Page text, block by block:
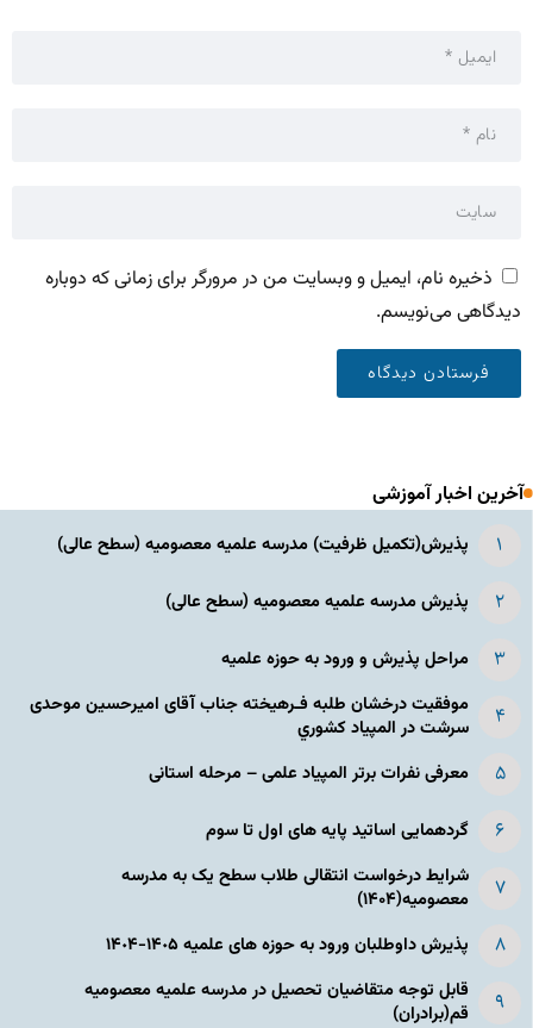
ذخیره نام، ایمیل و وبسایت من در مرورگر برای زمانی که دوباره
دیدگاهی می‌نویسم.
آخرین اخبار آموزشی
پذیرش(تکمیل ظرفیت) مدرسه علمیه معصومیه‌ (سطح عالی)
پذیرش مدرسه علمیه معصومیه‌ (سطح عالی)
مراحل پذیرش و ورود به حوزه علمیه
موفقیت درخشان طلبه فـرهیخته جناب آقای امیرحسین موحدی
سرشت در المپياد كشوري
معرفی نفرات برتر المپیاد علمی – مرحله استانی
گردهمایی اساتید پایه های اول تا سوم
شرایط درخواست انتقالی طلاب سطح یک به مدرسه
معصومیه(۱۴۰۴)
پذیرش داوطلبان ورود به حوزه های علمیه ١۴٠۵-١۴٠۴
قابل توجه متقاضیان تحصیل در مدرسه علمیه معصومیه
قم(برادران)